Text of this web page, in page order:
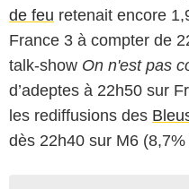
de feu retenait encore
France 3 à compter de
talk-show On n'est pas
d’adeptes à 22h50 sur
les rediffusions des
dès 22h40 sur M6